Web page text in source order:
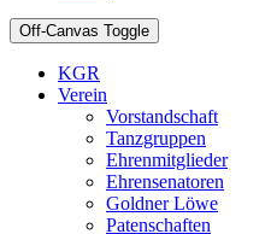
Off-Canvas Toggle
KGR
Verein
Vorstandschaft
Tanzgruppen
Ehrenmitglieder
Ehrensenatoren
Goldner Löwe
Patenschaften